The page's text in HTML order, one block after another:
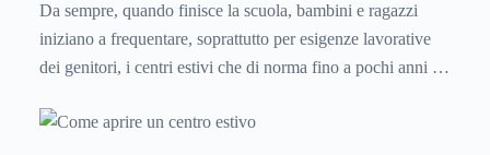
Da sempre, quando finisce la scuola, bambini e ragazzi
iniziano a frequentare, soprattutto per esigenze lavorative
dei genitori, i centri estivi che di norma fino a pochi anni fa
gestiti dai ragazzi delle parrocchie. Ma la necessità di